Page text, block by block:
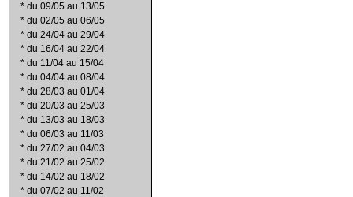
* du 09/05 au 13/05
* du 02/05 au 06/05
* du 24/04 au 29/04
* du 16/04 au 22/04
* du 11/04 au 15/04
* du 04/04 au 08/04
* du 28/03 au 01/04
* du 20/03 au 25/03
* du 13/03 au 18/03
* du 06/03 au 11/03
* du 27/02 au 04/03
* du 21/02 au 25/02
* du 14/02 au 18/02
* du 07/02 au 11/02